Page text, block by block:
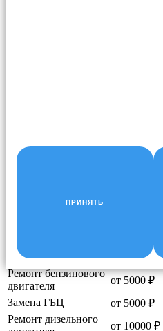
Насосы охлаждающей жидкости
Изношенный
этом случае возникают следы
части двигателя и медленная
Насос охлаждающей жидкости
вращении — не путайте этот
проскальзывающего ремня.
обратитесь в Nice Garage, что
диагностику вашего автомобиля.
НАШИ ЦЕНЫ
Замена ремня ГРМ
от 2000 ₽
Ремонт бензинового
двигателя
от 5000 ₽
Замена ГБЦ
от 5000 ₽
Ремонт дизельного
от 10000 ₽
ПРИНЯТЬ